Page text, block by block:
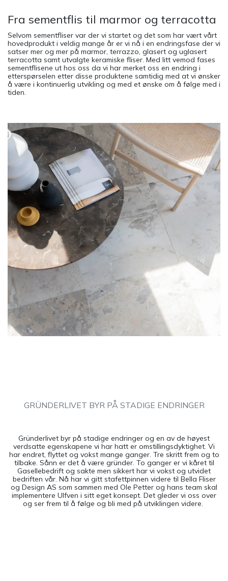
Fra sementflis til marmor og terracotta
Selvom sementfliser var der vi startet og det som har vært vårt
hovedprodukt i veldig mange år er vi nå i en endringsfase der vi
satser mer og mer på marmor, terrazzo, glasert og uglasert
terracotta samt utvalgte keramiske fliser. Med litt vemod fases
sementflisene ut hos oss da vi har merket oss en endring i
etterspørselen etter disse produktene samtidig med at vi ønsker
å være i kontinuerlig utvikling og med et ønske om å følge med i
tiden.
GRÜNDERLIVET BYR PÅ STADIGE ENDRINGER
Gründerlivet byr på stadige endringer og en av de høyest
verdsatte egenskapene vi har hatt er omstillingsdyktighet. Vi
har endret, flyttet og vokst mange ganger. Tre skritt frem og to
tilbake. Sånn er det å være gründer. To ganger er vi kåret til
Gasellebedrift og sakte men sikkert har vi vokst og utvidet
bedriften vår. Nå har vi gitt stafettpinnen videre til Bella Fliser
og Design AS som sammen med Ole Petter og hans team skal
implementere Ulfven i sitt eget konsept. Det gleder vi oss over
og ser frem til å følge og bli med på utviklingen videre.